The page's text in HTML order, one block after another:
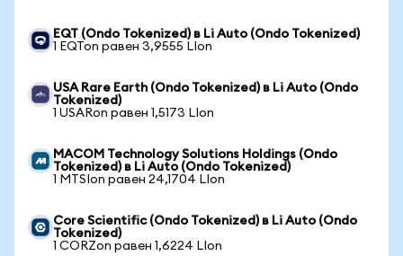
EQT (Ondo Tokenized) в Li Auto (Ondo Tokenized)
1 EQTon равен 3,9555 LIon
USA Rare Earth (Ondo Tokenized) в Li Auto (Ondo
Tokenized)
1 USARon равен 1,5173 LIon
MACOM Technology Solutions Holdings (Ondo
Tokenized) в Li Auto (Ondo Tokenized)
1 MTSIon равен 24,1704 LIon
Core Scientific (Ondo Tokenized) в Li Auto (Ondo
Tokenized)
1 CORZon равен 1,6224 LIon